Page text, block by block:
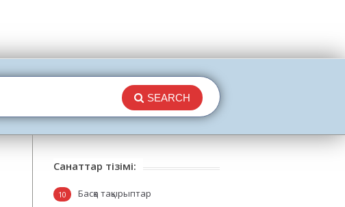
SEARCH
Санаттар тізімі:
Басқа тақырыптар
10